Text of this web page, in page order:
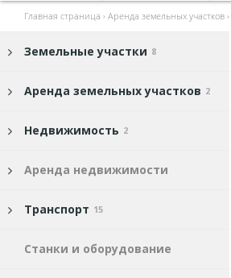
Главная страница › Аренда земельных участков ›
Земельные участки 8
Аренда земельных участков 2
Недвижимость 2
Аренда недвижимости
Транспорт 15
Станки и оборудование